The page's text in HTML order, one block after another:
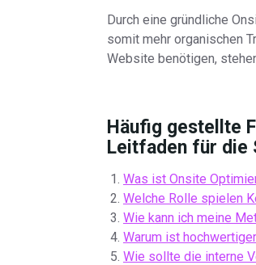
Durch eine gründliche
somit mehr organischen
Website benötigen,
Häufig gestellte
Leitfaden für die
Was ist Onsite
Welche Rolle spielen
Wie kann ich meine
Warum ist
Wie sollte die interne